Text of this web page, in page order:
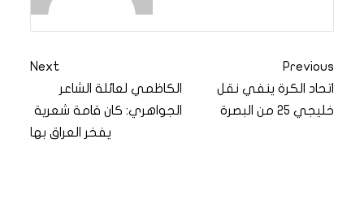
Previous
اتحاد الكرة ينفي نقل
خليجي 25 من البصرة
Next
الكاظمي لعائلة الشاعر
الجواهري: كان قامة شعرية
يفخر العراق بها